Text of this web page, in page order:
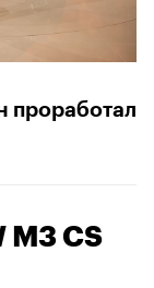
проработал
M3 CS